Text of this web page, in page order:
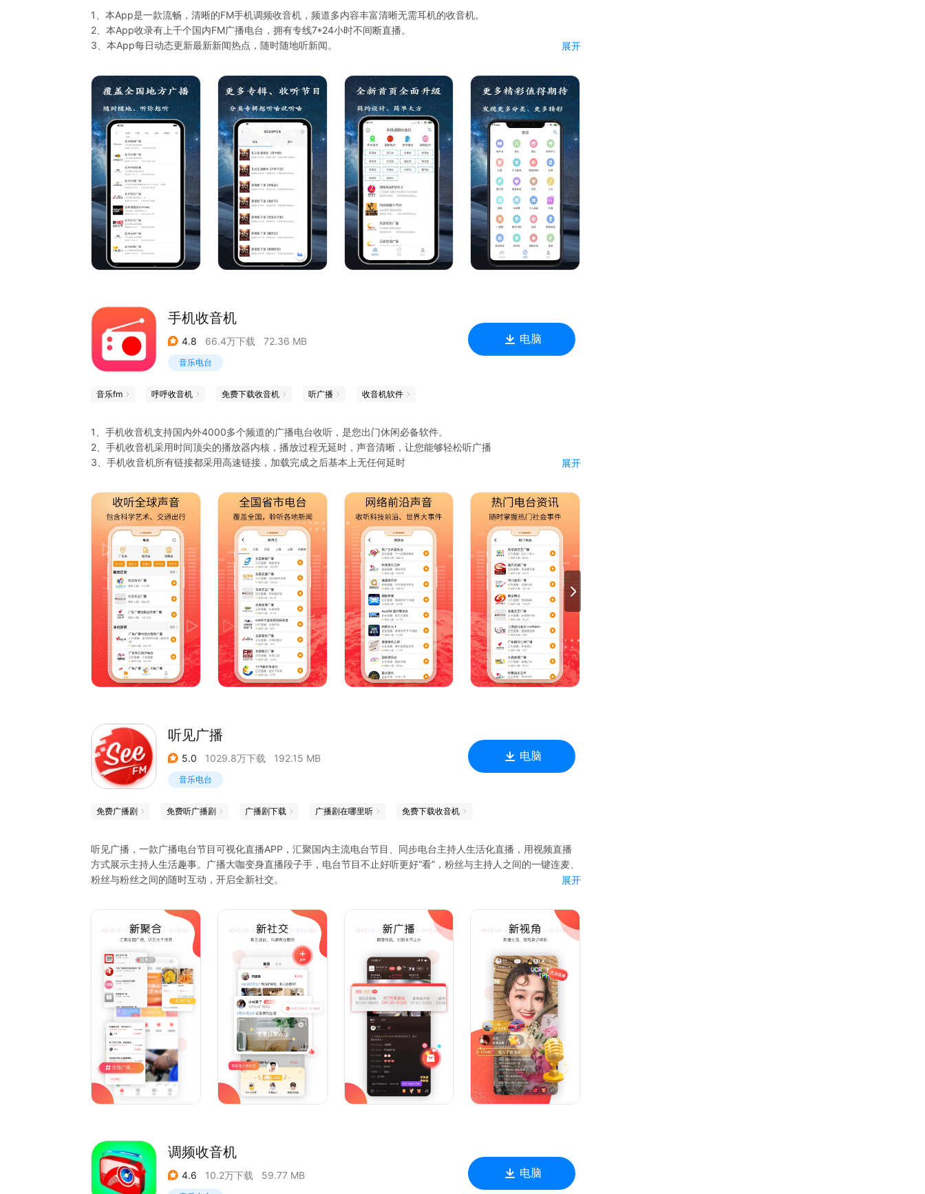
1、本App是一款流畅，清晰的FM手机调频收音机，频道多内容丰富清晰无需耳机的收音机。
2、本App收录有上千个国内FM广播电台，拥有专线7*24小时不间断直播。
3、本App每日动态更新最新新闻热点，随时随地听新闻。
5、本App使用了先进的解码引擎，及时网络状况很差也能收听到高质量的电台广播。
6、本App拥有全面的FM电台广播节目，全国各地频道应有尽有。
7、本App涵盖 音乐、新闻、经济、交通、都市、体育、外语 等分类满足每个人的需求。
8、本App操作简单，打开即可上手使用，不需要任何设置操作，点击即可播放。
展开
手机收音机
4.8 66.4万下载 72.36 MB
音乐电台
电脑
音乐fm 呼呼收音机 免费下载收音机 听广播 收音机软件
1、手机收音机支持国内外4000多个频道的广播电台收听，是您出门休闲必备软件。
2、手机收音机采用时间顶尖的播放器内核，播放过程无延时，声音清晰，让您能够轻松听广播
3、手机收音机所有链接都采用高速链接，加载完成之后基本上无任何延时
5、有了手机收音机，足不出户，你也能知晓天下事了，还在犹豫什么，赶紧尝试吧。
展开
听见广播
5.0 1029.8万下载 192.15 MB
音乐电台
电脑
免费广播剧 免费听广播剧 广播剧下载 广播剧在哪里听 免费下载收音机
听见广播，一款广播电台节目可视化直播APP，汇聚国内主流电台节目、同步电台主持人生活化直播，用视频直播
方式展示主持人生活趣事。广播大咖变身直播段子手，电台节目不止好听更好“看”，粉丝与主持人之间的一键连麦、
粉丝与粉丝之间的随时互动，开启全新社交。
实现电台节目可视化同步直播，看见美好声音
汇集全国广播电台主持人个性直播，听见大千世界
实现一键连线面对面互动直播，玩转多向体验
全方位展现主持人生活化直播，主持人就在身边
【产品特色】
有质感更有格调的专业广播电台主持人
打破地域限制，全国广播节目任意看，随便听。
当前热门电台：吉林经济广播、德宏交通旅游广播、荆州年代、昆明城市资讯、长春新闻综合广播、淄博私家车，
节目包含《910早高峰》《欢乐情报局》《910现场》《下班路上》
《滴滴叭叭早上好》《声音》《悦游天下》《Come on一起唱》《车生活》《舌尖情报站》
《沸腾四更天》等热播节目，让您随时随地想听就听，想看就看！
【联系我们】
您有任何问题请联系：
公众号：seefm_live
展开
调频收音机
4.6 10.2万下载 59.77 MB 电脑